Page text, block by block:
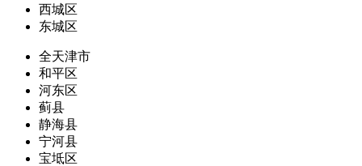
西城区
东城区
全天津市
和平区
河东区
蓟县
静海县
宁河县
宝坻区